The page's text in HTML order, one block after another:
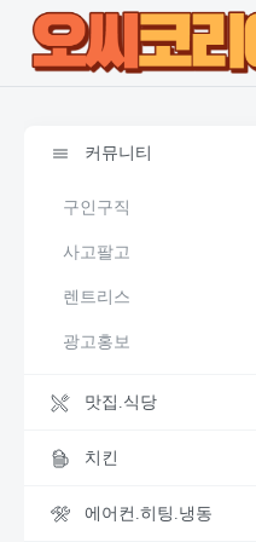
커뮤니티
구인구직
사고팔고
렌트리스
광고홍보
맛집.식당
치킨
에어컨.히팅.냉동